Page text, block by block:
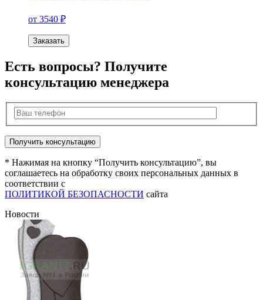
от 3540 ₽
Заказать
Есть вопросы? Получите
консультацию менеджера
* Нажимая на кнопку “Получить консультацию”, вы
соглашаетесь на обработку своих персональных данных в
соответствии с
ПОЛИТИКОЙ БЕЗОПАСНОСТИ сайта
Новости